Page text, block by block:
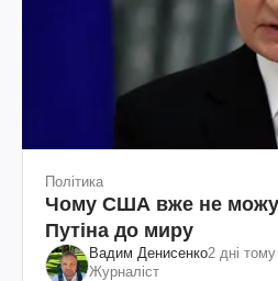
Політика
Чому США вже не
Путіна до миру
Вадим Денисенко2 дні тому
Журналіст